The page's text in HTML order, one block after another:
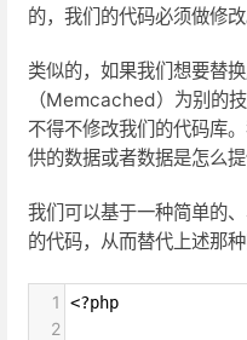
的，我们的代码必须做修改
类似的，如果我们想要替
（Memcached）为别的
不得不修改我们的代码库
供的数据或者数据是怎么提
我们可以基于一种简单的
的代码，从而替代上述那种
1 <?php
2